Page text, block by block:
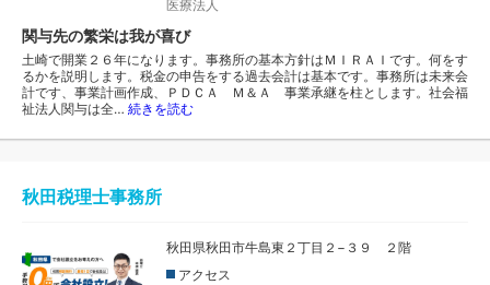
医療法人
関与先の繁栄は我が喜び
土崎で開業２６年になります。事務所の基本方針はＭＩＲＡＩです。何をす
るかを説明します。税金の申告をする過去会計は基本です。事務所は未来会
計です、事業計画作成、ＰＤＣＡ Ｍ＆Ａ 事業承継を柱とします。社会福
祉法人関与は全… 続きを読む
秋田税理士事務所
秋田県秋田市牛島東２丁目２−３９ ２階
アクセス